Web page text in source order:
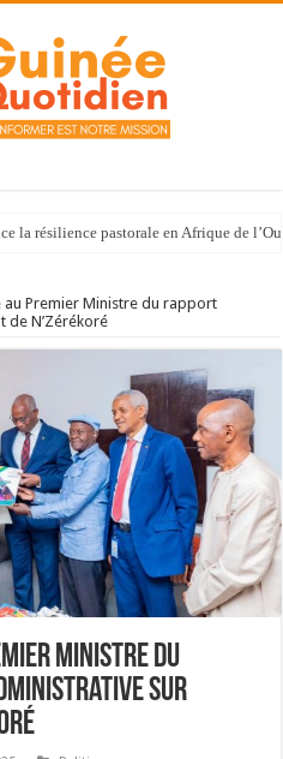
la résilience pastorale en Afrique de
au Premier Ministre du rapport
de N’Zérékoré
Ministre du
sur